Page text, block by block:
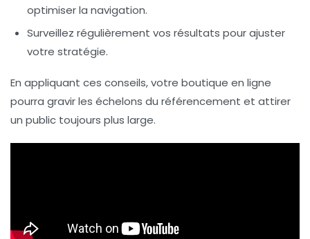
optimiser la navigation.
Surveillez régulièrement vos résultats pour ajuster
votre stratégie.
En appliquant ces conseils, votre boutique en ligne
pourra gravir les échelons du référencement et attirer
un public toujours plus large.